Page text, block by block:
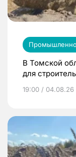
В Томской
для
19:00 / 04.08.26